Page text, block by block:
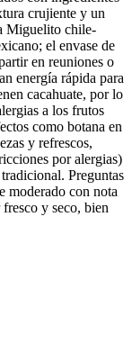
crujiente y un
Miguelito chile-
el envase de
en reuniones o
energía rápida para
cacahuate, por lo
a los frutos
como botana en
y refrescos,
por alergias)
Preguntas
moderado con nota
y seco, bien